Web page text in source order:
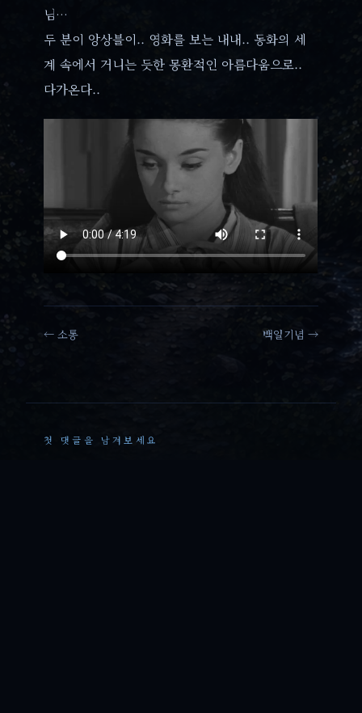
님…
두 분이 앙상블이.. 영화를 보는 내내.. 동화의 세
계 속에서 거니는 듯한 몽환적인 아름다움으로..
다가온다..
← 소통 백일기념 →
첫 댓글을 남겨보세요